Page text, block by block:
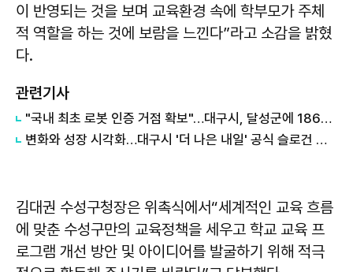
이 반영되는 것을 보며 교육환경 속에 학부모가 주체
적 역할을 하는 것에 보람을 느낀다”라고 소감을 밝혔
다.
관련기사
"국내 최초 로봇 인증 거점 확보"…대구시, 달성군에 186억 투입해 휴머노이드 센터 구축
변화와 성장 시각화…대구시 '더 나은 내일' 공식 슬로건 디자인 공개
김대권 수성구청장은 위촉식에서“세계적인 교육 흐름
에 맞춘 수성구만의 교육정책을 세우고 학교 교육 프
로그램 개선 방안 및 아이디어를 발굴하기 위해 적극